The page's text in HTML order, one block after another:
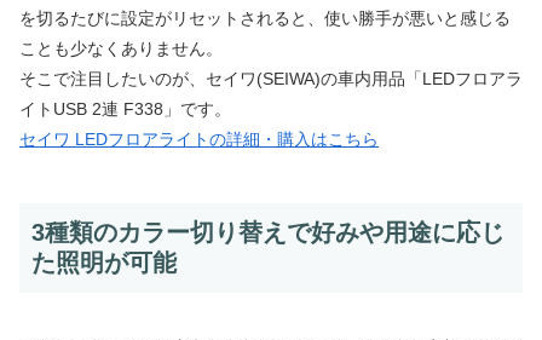
を切るたびに設定がリセットされると、使い勝手が悪いと感じる
ことも少なくありません。
そこで注目したいのが、セイワ(SEIWA)の車内用品「LEDフロアラ
イトUSB 2連 F338」です。
セイワ LEDフロアライトの詳細・購入はこちら
3種類のカラー切り替えで好みや用途に応じ
た照明が可能